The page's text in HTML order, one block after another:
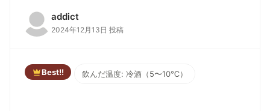
addict
2024年12月13日 投稿
Best!! 飲んだ温度: 冷酒（5〜10℃）